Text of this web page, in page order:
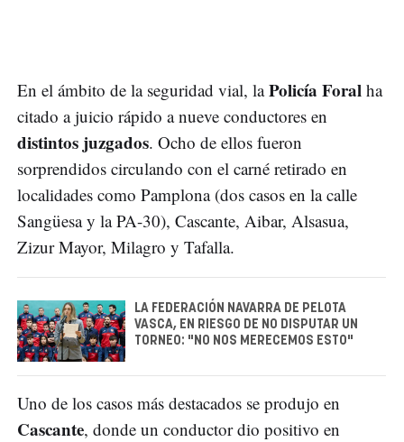
En el ámbito de la seguridad vial, laPolicía Foral ha
citado a juicio rápido a nueve conductores en
distintos juzgados. Ocho de ellos fueron
sorprendidos circulando con el carné retirado en
localidades como Pamplona (dos casos en la calle
Sangüesa y la PA-30), Cascante, Aibar, Alsasua,
Zizur Mayor, Milagro y Tafalla.
LA FEDERACIÓN NAVARRA DE PELOTA
VASCA, EN RIESGO DE NO DISPUTAR UN
TORNEO: "NO NOS MERECEMOS ESTO"
Uno de los casos más destacados se produjo en
Cascante, donde un conductor dio positivo en